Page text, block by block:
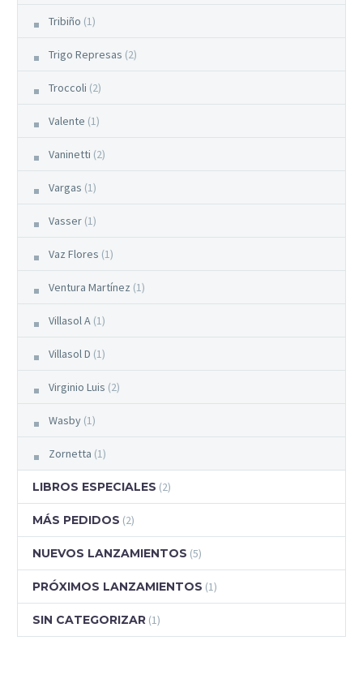
Tribiño (1)
Trigo Represas (2)
Troccoli (2)
Valente (1)
Vaninetti (2)
Vargas (1)
Vasser (1)
Vaz Flores (1)
Ventura Martínez (1)
Villasol A (1)
Villasol D (1)
Virginio Luis (2)
Wasby (1)
Zornetta (1)
LIBROS ESPECIALES (2)
MÁS PEDIDOS (2)
NUEVOS LANZAMIENTOS (5)
PRÓXIMOS LANZAMIENTOS (1)
SIN CATEGORIZAR (1)